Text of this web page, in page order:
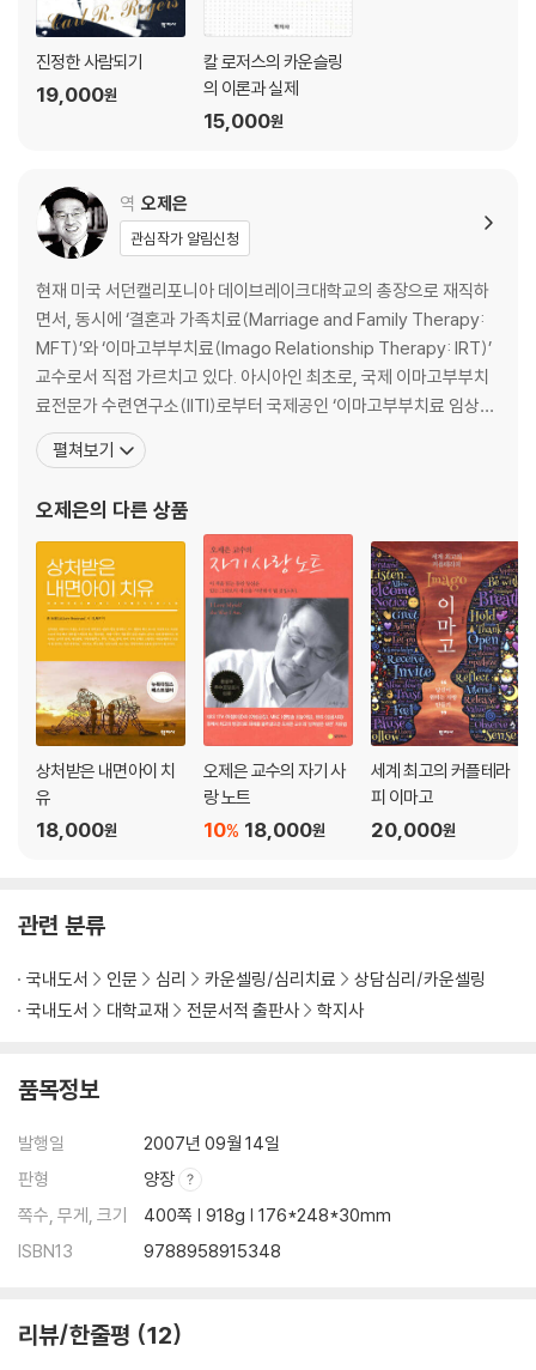
진정한 사람되기
19,000원
칼 로저스의 카운슬링
의 이론과 실제
15,000원
역 오제은
관심작가 알림신청
현재 미국 서던캘리포니아 데이브레이크대학교의 총장으로 재직하
면서, 동시에 ‘결혼과 가족치료(Marriage and Family Therapy:
MFT)’와 ‘이마고부부치료(Imago Relationship Therapy: IRT)’
교수로서 직접 가르치고 있다. 아시아인 최초로, 국제 이마고부부치
료전문가 수련연구소(IITI)로부터 국제공인 ‘이마고부부치료 임상지
도교수(Imago Faculty and Clinical Instructor)’ 자격을 취득하
였으며, ‘국제공인 이마고부부치료전문가 자격취득과정(ICT)’을 지
석
펼쳐보기
오제은의 다른 상품
상처받은 내면아이 치
유
18,000원
오제은 교수의 자기 사
랑 노트
18,000원
10%
세계 최고의 커플테라
피 이마고
20,000원
관련 분류
국내도서 인문 심리 카운셀링/심리치료
상담심리/카운셀링
국내도서
대학교재 전문서적 출판사 학지사
품목정보
발행일
2007년 09월 14일
판형
양장
쪽수, 무게, 크기
400쪽 | 918g | 176*248*30mm
ISBN13
9788958915348
리뷰/한줄평 12